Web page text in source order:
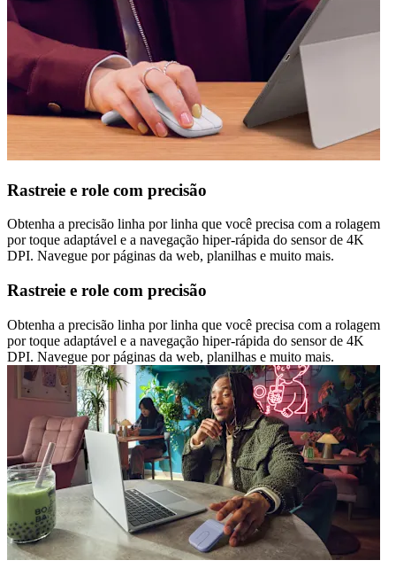
Rastreie e role com precisão
Obtenha a precisão linha por linha que você precisa com a rolagem
por toque adaptável e a navegação hiper-rápida do sensor de 4K
DPI. Navegue por páginas da web, planilhas e muito mais.
Rastreie e role com precisão
Obtenha a precisão linha por linha que você precisa com a rolagem
por toque adaptável e a navegação hiper-rápida do sensor de 4K
DPI. Navegue por páginas da web, planilhas e muito mais.